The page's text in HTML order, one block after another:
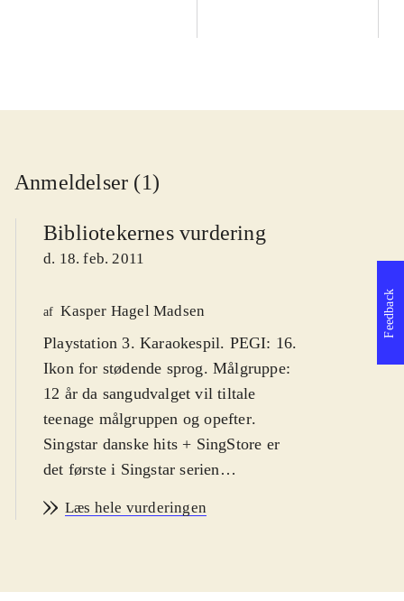
Anmeldelser (1)
Bibliotekernes vurdering
d. 18. feb. 2011
af Kasper Hagel Madsen
Playstation 3. Karaokespil. PEGI: 16.
Ikon for stødende sprog. Målgruppe:
12 år da sangudvalget vil tiltale
teenage målgruppen og opefter.
Singstar danske hits + SingStore er
det første i Singstar serien
med på primært ny-klassikere af
hits af fx Cut n' Move og Poul Krebs
Læs hele vurderingen
Feedback